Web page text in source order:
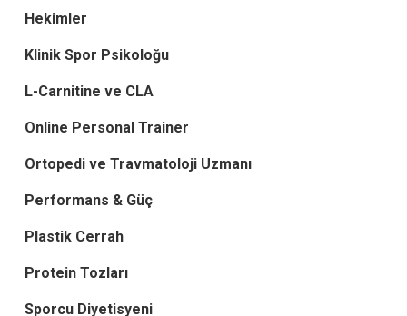
Hekimler
Klinik Spor Psikoloğu
L-Carnitine ve CLA
Online Personal Trainer
Ortopedi ve Travmatoloji Uzmanı
Performans & Güç
Plastik Cerrah
Protein Tozları
Sporcu Diyetisyeni